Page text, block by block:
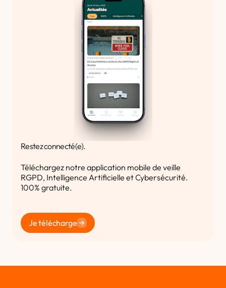
Restez connecté(e).
Téléchargez notre application mobile de veille
RGPD, Intelligence Artificielle et Cybersécurité.
100% gratuite.
Je télécharge